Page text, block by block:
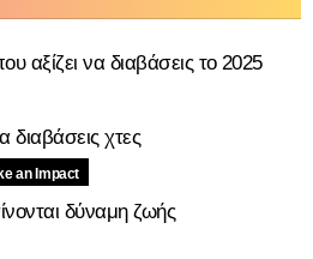
αξίζει να διαβάσεις το 2025
διαβάσεις χτες
an Impact
δύναμη ζωής